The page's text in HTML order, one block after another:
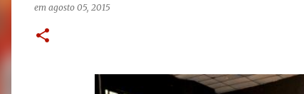
em agosto 05, 2015